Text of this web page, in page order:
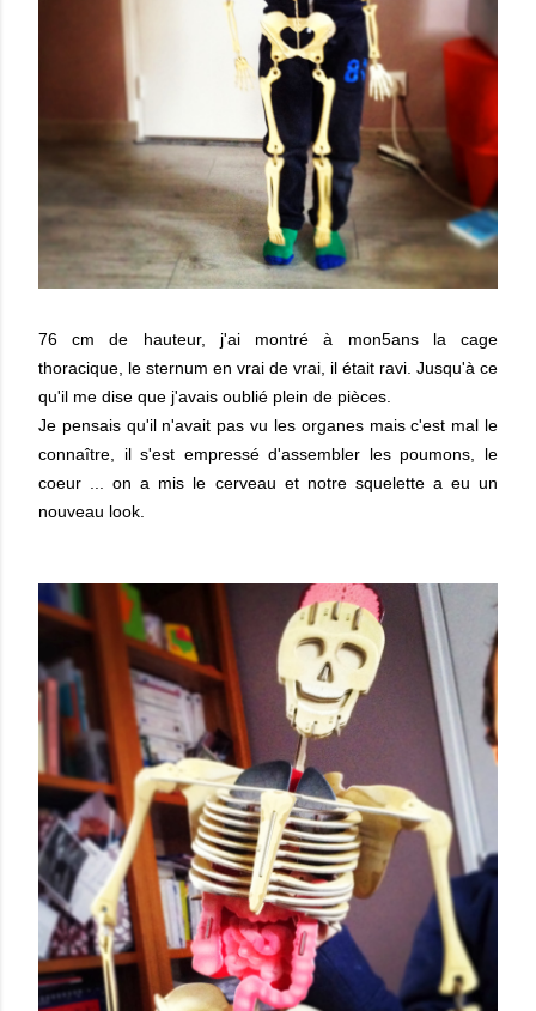
76 cm de hauteur, j'ai montré à mon5ans la cage
thoracique, le sternum en vrai de vrai, il était ravi. Jusqu'à ce
qu'il me dise que j'avais oublié plein de pièces.
Je pensais qu'il n'avait pas vu les organes mais c'est mal le
connaître, il s'est empressé d'assembler les poumons, le
coeur ... on a mis le cerveau et notre squelette a eu un
nouveau look.